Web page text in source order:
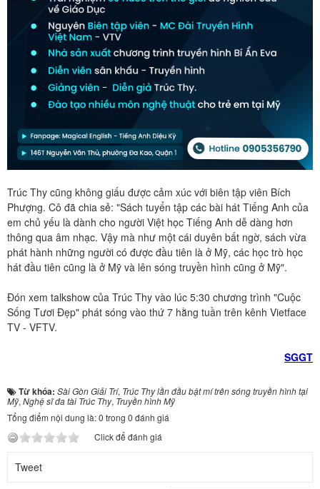
Trúc Thy cũng không giấu được cảm xúc với biên tập viên Bích
Phượng. Cô đã chia sẻ: "Sách tuyển tập các bài hát Tiếng Anh của
em chủ yếu là dành cho người Việt học Tiếng Anh dễ dàng hơn
thông qua âm nhạc. Vậy mà như một cái duyên bất ngờ, sách vừa
phát hành những người có được đầu tiên là ở Mỹ, các học trò học
hát đầu tiên cũng là ở Mỹ và lên sóng truyền hình cũng ở Mỹ".
Đón xem talkshow của Trúc Thy vào lúc 5:30 chương trình "Cuộc
Sống Tươi Đẹp" phát sóng vào thứ 7 hằng tuần trên kênh Vietface
TV - VFTV.
SGGT
Từ khóa: Sài Gòn Giải Trí, Trúc Thy lần đầu bật mí trên sóng truyền hình tại
Mỹ, Nghệ sĩ đa tài Trúc Thy, Truyền hình Mỹ
Tổng điểm nội dung là: 0 trong 0 đánh giá
Click để đánh giá
Tweet